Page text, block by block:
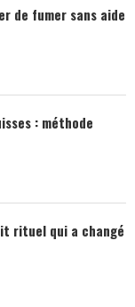
de fumer sans aide
: méthode
rituel qui a changé